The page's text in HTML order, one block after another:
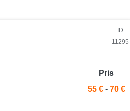
ID
11295
Pris
55 € - 70 €